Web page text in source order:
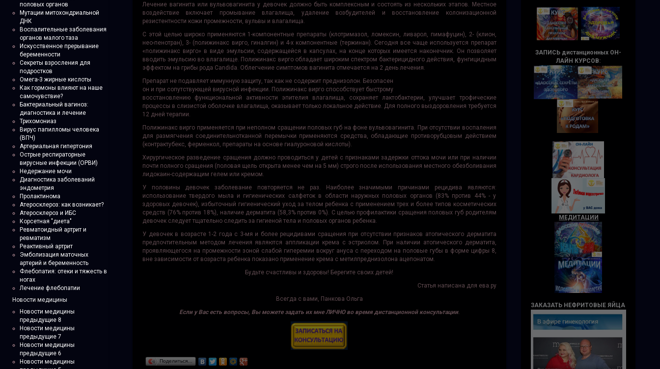
половых органов
Мутации митохондриальной
ДНК
Воспалительные заболевания
органов малого таза
Искусственное прерывание
беременности
Секреты взросления для
подростков
Омега-3 жирные кислоты
Как гормоны влияют на наше
самочувствие?
Бактериальный вагиноз:
диагностика и лечение
Трихомониаз
Вирус папилломы человека
(ВПЧ)
Артериальная гипертония
Острые респираторные
вирусные инфекции (ОРВИ)
Недержание мочи
Диагностика заболеваний
эндометрия
Пролактинома
Атеросклероз: как возникает?
Атеросклероз и ИБС
Корсетная "диета"
Ревматоидный артрит и
ревматизм
Реактивный артрит
Эмболизация маточных
артерий и беременность
Флебопатия: отеки и тяжесть в
ногах
Лечение флебопатии
Новости медицины
Новости медицины
предыдущие 8
Новости медицины
предыдущие 7
Новости медицины
предыдущие 6
Новости медицины
Лечение вагинита или вульвовагинита у девочек должно быть комплексным и состоять из нескольких этапов. Местное
воздействие включает промывание влагалища, удаление возбудителей и восстановление колонизационной
резистентности кожи промежности, вульвы и влагалища.
С этой целью широко применяются 1-компонентные препараты (клотримазол, ломексин, ливарол, пимафуцин), 2- (клион,
нео-пенотран), 3- (полижинакс вирго, гиналгин) и 4-х компонентные (тержинан). Сегодня все чаще используется препарат
«полижинакс вирго» в виде эмульсии, содержащейся в капсулах, на конце которых имеется наконечник. Он позволяет
вводить эмульсию во влагалище. Полижинакс вирго обладает широким спектром бактерицидного действия, фунгицидным
эффектом на грибы рода Candida. Облегчение симптомов вагинита отмечается на 2 день лечения.
Препарат не подавляет иммунную защиту, так как не содержит преднизолон. Безопасен
он и при сопутствующей вирусной инфекции. Полижинакс вирго способствует быстрому
восстановлению функциональной активности эпителия влагалища, сохраняет лактобактерии, улучшает трофические
процессы в слизистой оболочке влагалища, оказывает только локальное действие. Для полного выздоровления требуется
12 дней терапии.
Полижинакс вирго применяется при неполном сращении половых губ на фоне вульвовагинита. При отсутствии воспаления
для размягчения соединительнотканной перемычки применяются средства, обладающие противорубцовым действием
(контрактубекс, ферменкол, препараты на основе гиалуроновой кислоты).
Хирургическое разведение сращения должно проводиться у детей с признаками задержки оттока мочи или при наличии
почти полного сращения (половая щель открыта менее чем на 5 мм) строго после использования местного обезболивания
лидокаин-содержащим гелем или кремом.
У половины девочек заболевание повторяется не раз. Наиболее значимыми причинами рецидива являются:
использование твердого мыла и гигиенических салфеток в области наружных половых органов (83% против 44% - у
здоровых девочек), избыточный гигиенический уход за телом ребенка с применением трех и более типов косметических
средств (76% против 18%), наличие дерматита (58,3% против 0%). С целью профилактики сращения половых губ родителям
девочек следует тщательно следить за гигиеной тела и половых органов ребенка.
У девочек в возрасте 1-2 года с 3-мя и более рецидивами сращения при отсутствии признаков атопического дерматита
предпочтительным методом лечения являются аппликации крема с эстриолом. При наличии атопического дерматита,
проявляющегося на промежности зоной слабой гиперемии вокруг ануса с переходом на половые губы в форме цифры 8,
вне зависимости от возраста ребенка показано применение крема с метилпреднизолона ацепонатом.
Будьте счастливы и здоровы! Берегите своих детей!
Статья написана для ева.ру
Всегда с вами, Панкова Ольга
Если у Вас есть вопросы, Вы можете задать их мне ЛИЧНО во время дистанционной консультации.
Поделиться…
ЗАПИСЬ дистанционных ОН-
ЛАЙН КУРСОВ:
МЕДИТАЦИИ
ЗАКАЗАТЬ НЕФРИТОВЫЕ ЯЙЦА